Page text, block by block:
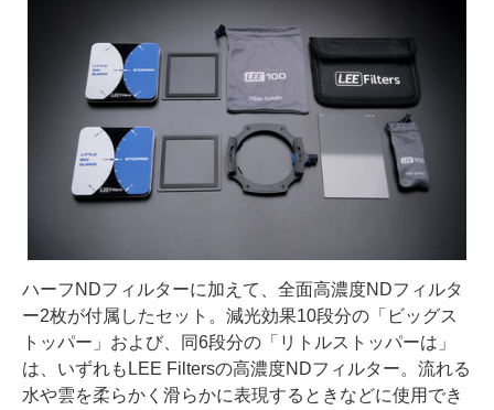
ハーフNDフィルターに加えて、全面高濃度NDフィルタ
ー2枚が付属したセット。減光効果10段分の「ビッグス
トッパー」および、同6段分の「リトルストッパーは」
は、いずれもLEE Filtersの高濃度NDフィルター。流れる
水や雲を柔らかく滑らかに表現するときなどに使用でき